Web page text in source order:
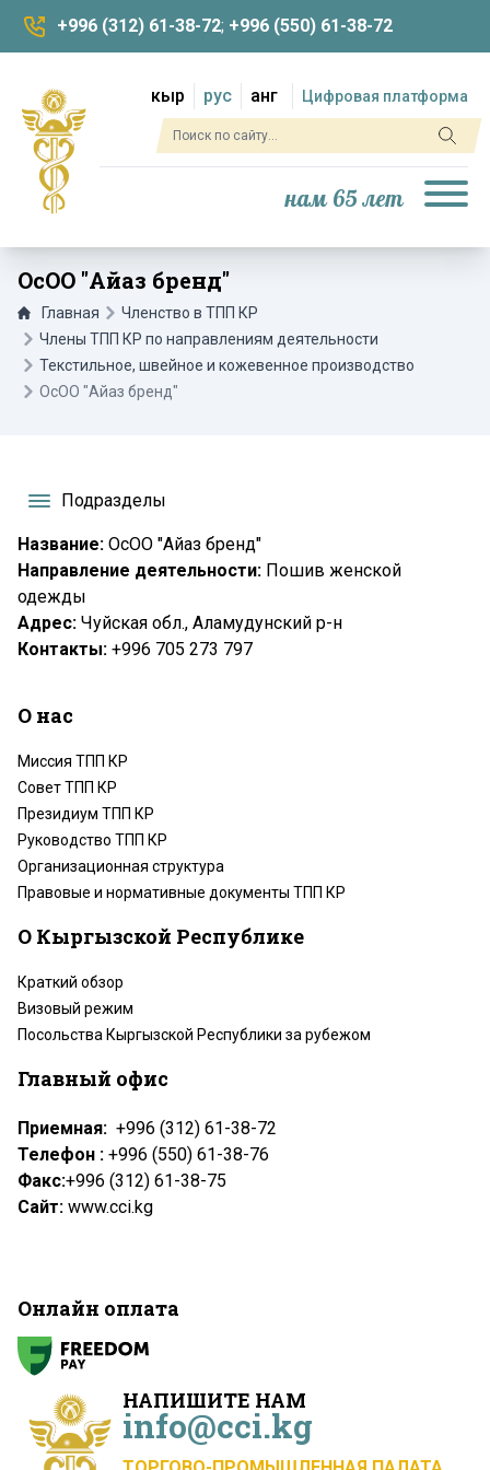
+996 (312) 61-38-72; +996 (550) 61-38-72
кыр рус анг Цифровая платформа
нам 65 лет
ОсОО "Айаз бренд"
Главная
Членство в ТПП КР
Члены ТПП КР по направлениям деятельности
Текстильное, швейное и кожевенное производство
ОсОО "Айаз бренд"
Подразделы
Название: ОсОО "Айаз бренд"
Направление деятельности: Пошив женской
одежды
Адрес: Чуйская обл., Аламудунский р-н
Контакты: +996 705 273 797
НАПИШИТЕ НАМ
info@cci.kg
О нас
Миссия ТПП КР
Совет ТПП КР
Президиум ТПП КР
Руководство ТПП КР
Организационная структура
Правовые и нормативные документы ТПП КР
О Кыргызской Республике
Краткий обзор
Визовый режим
Посольства Кыргызской Республики за рубежом
Главный офис
Приемная: +996 (312) 61-38-72
Телефон : +996 (550) 61-38-76
Факс:+996 (312) 61-38-75
Сайт: www.cci.kg
Онлайн оплата